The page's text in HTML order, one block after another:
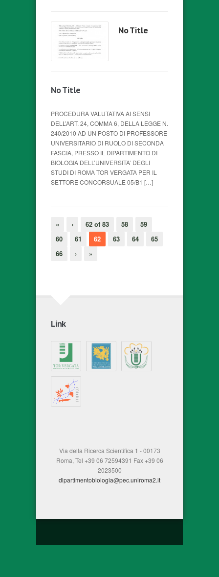
No Title
No Title
PROCEDURA VALUTATIVA AI SENSI
DELL’ART. 24, COMMA 6, DELLA LEGGE N.
240/2010 AD UN POSTO DI PROFESSORE
UNIVERSITARIO DI RUOLO DI SECONDA
FASCIA, PRESSO IL DIPARTIMENTO DI
BIOLOGIA DELL’UNIVERSITA’ DEGLI
STUDI DI ROMA TOR VERGATA PER IL
SETTORE CONCORSUALE 05/B1 […]
« ‹ 62 of 83 58
59
60
61 62 63 64
65
66
› »
Link
Via della Ricerca Scientifica 1 - 00173
Roma, Tel +39 06 72594391 Fax +39 06
2023500
dipartimentobiologia@pec.uniroma2.it